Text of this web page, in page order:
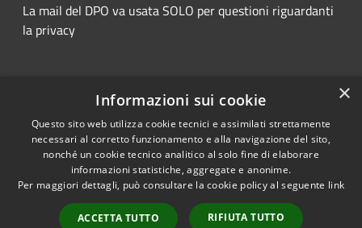
La mail del DPO va usata SOLO per questioni riguardanti
la privacy
Accessibility
Privacy
Sitemap
Dichiarazione di
Comune convenzionato
Astigov
Progetto|Convenzione
Adesioni
•Accesso redazione
×
Informazioni sui cookie
Questo sito web utilizza cookie tecnici e assimilati strettamente
necessari al corretto funzionamento e alla navigazione del sito,
nonché un cookie tecnico analitico al solo fine di elaborare
informazioni statistiche, aggregate e anonime.
Per maggiori dettagli, può consultare la cookie policy al seguente link
ACCETTA TUTTO RIFIUTA TUTTO